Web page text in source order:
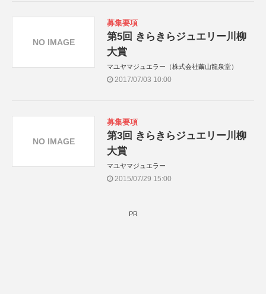
募集要項
第5回 きらきらジュエリー川柳
大賞
マユヤマジュエラー（株式会社繭山龍泉堂）
2017/07/03 10:00
NO IMAGE
募集要項
第3回 きらきらジュエリー川柳
大賞
マユヤマジュエラー
2015/07/29 15:00
NO IMAGE
PR